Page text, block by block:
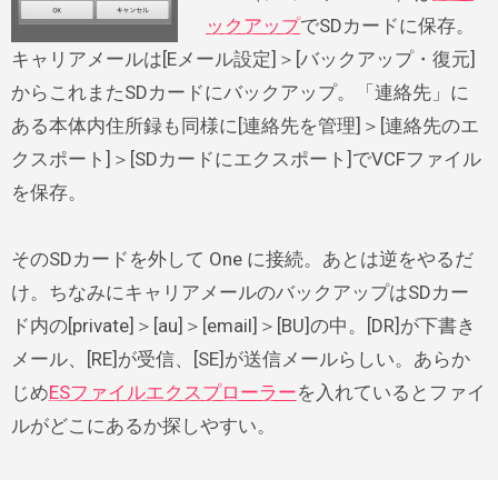
ックアップでSDカードに保存。
キャリアメールは[Eメール設定]＞[バックアップ・復元]
からこれまたSDカードにバックアップ。「連絡先」に
ある本体内住所録も同様に[連絡先を管理]＞[連絡先のエ
クスポート]＞[SDカードにエクスポート]でVCFファイル
を保存。
そのSDカードを外して One に接続。あとは逆をやるだ
け。ちなみにキャリアメールのバックアップはSDカー
ド内の[private]＞[au]＞[email]＞[BU]の中。[DR]が下書き
メール、[RE]が受信、[SE]が送信メールらしい。あらか
じめESファイルエクスプローラーを入れているとファイ
ルがどこにあるか探しやすい。